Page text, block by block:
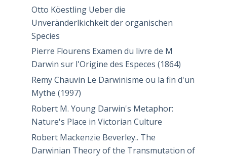
Otto Köestling Ueber die
Unveränderlkichkeit der organischen
Species
Pierre Flourens Examen du livre de M
Darwin sur l'Origine des Especes (1864)
Remy Chauvin Le Darwinisme ou la fin d'un
Mythe (1997)
Robert M. Young Darwin's Metaphor:
Nature's Place in Victorian Culture
Robert Mackenzie Beverley.. The
Darwinian Theory of the Transmutation of